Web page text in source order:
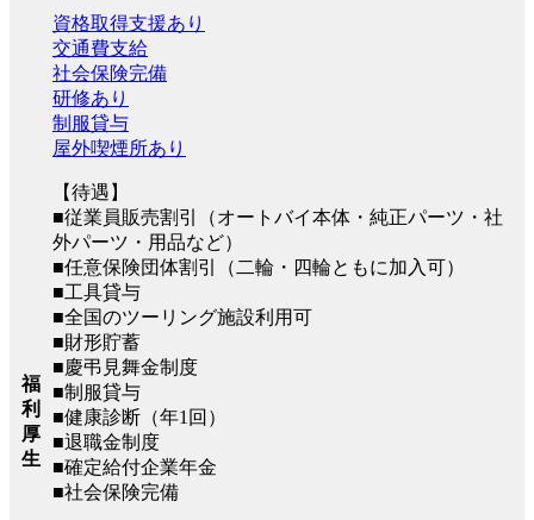
福
利
厚
生
資格取得支援あり
交通費支給
社会保険完備
研修あり
制服貸与
屋外喫煙所あり
【待遇】
■従業員販売割引（オートバイ本体・純正パーツ・社
外パーツ・用品など）
■任意保険団体割引（二輪・四輪ともに加入可）
■工具貸与
■全国のツーリング施設利用可
■財形貯蓄
■慶弔見舞金制度
■制服貸与
■健康診断（年1回）
■退職金制度
■確定給付企業年金
■社会保険完備